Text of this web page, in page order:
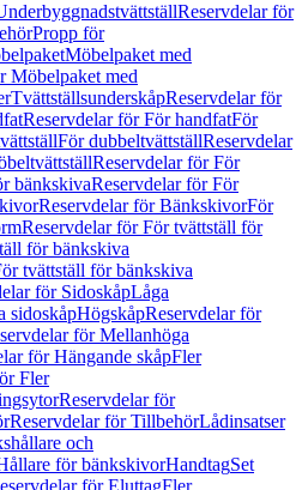
Reservdelar för
Propp för
Möbelpaket med
Möbelpaket med
TvättställsunderskåpReservdelar för
Reservdelar för För handfatFör
För dubbeltvättställReservdelar
Reservdelar för För
bänkskivaReservdelar för För
Reservdelar för BänkskivorFör
Reservdelar för För tvättställ för
för bänkskiva
tvättställ för bänkskiva
för SidoskåpLåga
sidoskåpHögskåpReservdelar för
för Mellanhöga
för Hängande skåpFler
Fler
Reservdelar för
Reservdelar för TillbehörLådinsatser
och
för bänkskivorHandtagSet
för EluttagFler